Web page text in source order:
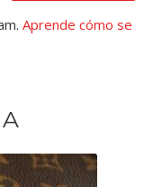
Aprende cómo se